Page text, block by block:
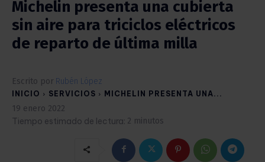
Michelin presenta una cubierta
sin aire para triciclos eléctricos
de reparto de última milla
Escrito por Rubén López
INICIO SERVICIOS MICHELIN PRESENTA UNA...
19 enero 2022
Tiempo estimado de lectura: 2 minutos